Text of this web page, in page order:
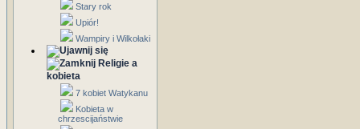
Stary rok
Upiór!
Wampiry i Wilkołaki
Religie a
kobieta
7 kobiet Watykanu
Kobieta w
chrzescijaństwie